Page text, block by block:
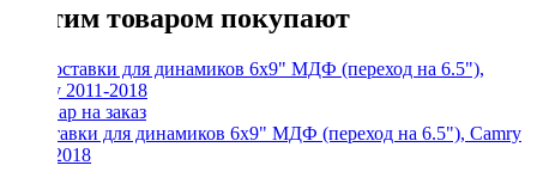
С этим товаром покупают
Проставки для динамиков 6x9" МДФ (переход на 6.5"), Camry
2011-2018